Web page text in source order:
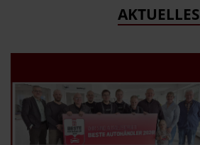
AKTUELLES